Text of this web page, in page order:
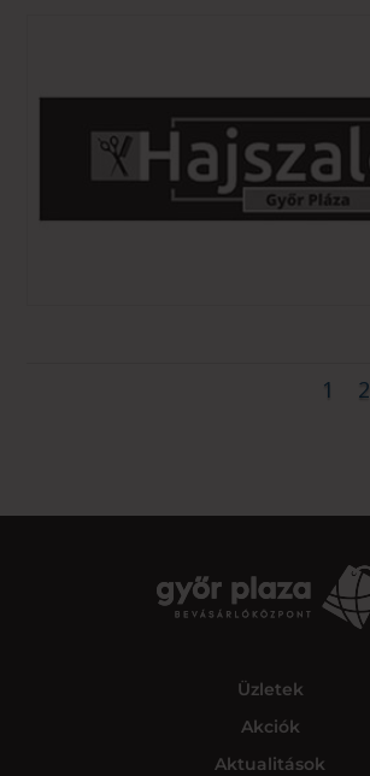
1 2
Üzletek
Akciók
Aktualitások